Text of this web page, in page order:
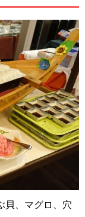
貝、マグロ、穴